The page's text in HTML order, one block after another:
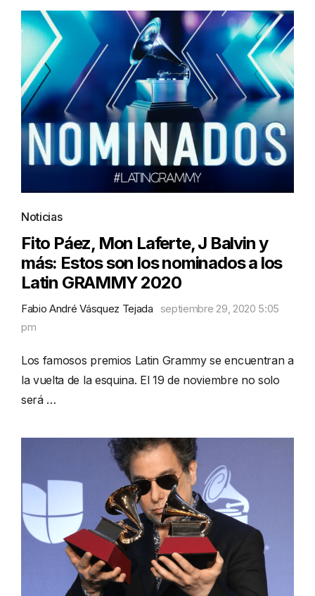
Noticias
Fito Páez, Mon Laferte, J Balvin y
más: Estos son los nominados a los
Latin GRAMMY 2020
Fabio André Vásquez Tejada septiembre 29, 2020 5:05
pm
Los famosos premios Latin Grammy se encuentran a
la vuelta de la esquina. El 19 de noviembre no solo
será …